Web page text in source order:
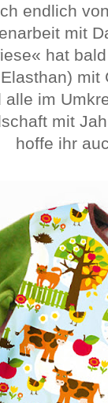
endlich
mit
hat
im
mit
hoffe ihr